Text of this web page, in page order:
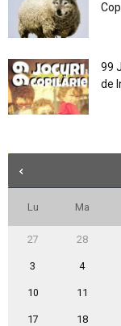
99
de
Lu Ma
27 28
3 4
10 11
17 18